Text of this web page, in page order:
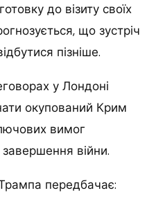
до візиту своїх
що зустріч
пізніше.
у Лондоні
окупований Крим
вимог
війни.
передбачає: